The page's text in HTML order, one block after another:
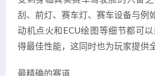
刮、前灯、赛车灯、赛车设备与例
动机点火和ECU绘图等细节都可
得最佳性能，这同时也为玩家提供
最精确的赛道